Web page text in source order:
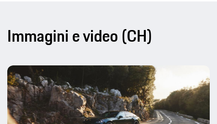
Immagini e video (CH)